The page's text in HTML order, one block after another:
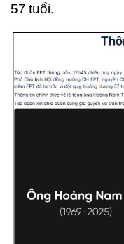
57 tuổi.